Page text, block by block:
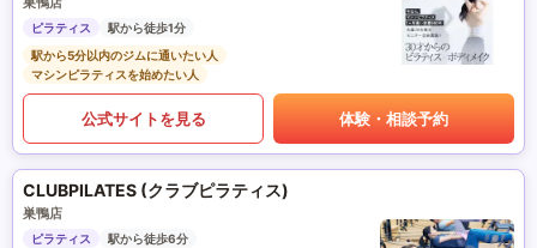
ピラティス
駅から徒歩1分
駅から5分以内のジムに通いたい人
マシンピラティスを始めたい人
公式サイトを見る 体験・相談予約
CLUBPILATES (クラブピラティス)
巣鴨店
ピラティス
駅から徒歩6分